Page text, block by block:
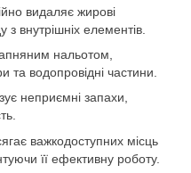
видаляє жирові
внутрішніх елементів.
нальотом,
водопровідні частини.
неприємні запахи,
важкодоступних місць
її ефективну роботу.